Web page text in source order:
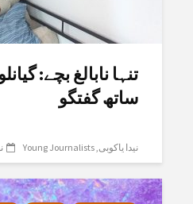
تنہا نابالغ بچے:
ساتھ گفتگو
نیدا یاکوبی Young Journalists